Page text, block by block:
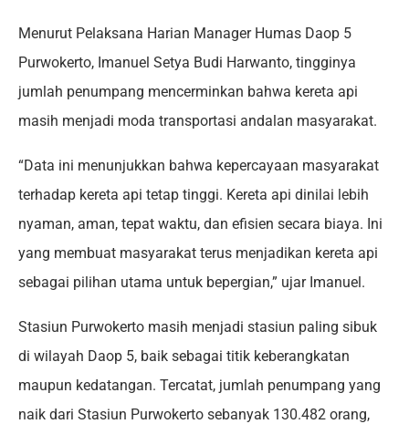
Menurut Pelaksana Harian Manager Humas Daop 5
Purwokerto, Imanuel Setya Budi Harwanto, tingginya
jumlah penumpang mencerminkan bahwa kereta api
masih menjadi moda transportasi andalan masyarakat.
“Data ini menunjukkan bahwa kepercayaan masyarakat
terhadap kereta api tetap tinggi. Kereta api dinilai lebih
nyaman, aman, tepat waktu, dan efisien secara biaya. Ini
yang membuat masyarakat terus menjadikan kereta api
sebagai pilihan utama untuk bepergian,” ujar Imanuel.
Stasiun Purwokerto masih menjadi stasiun paling sibuk
di wilayah Daop 5, baik sebagai titik keberangkatan
maupun kedatangan. Tercatat, jumlah penumpang yang
naik dari Stasiun Purwokerto sebanyak 130.482 orang,